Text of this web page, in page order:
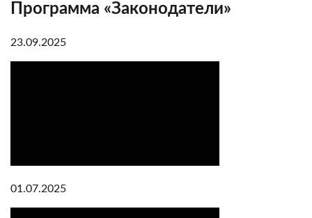
Программа «Законодатели»
23.09.2025
01.07.2025